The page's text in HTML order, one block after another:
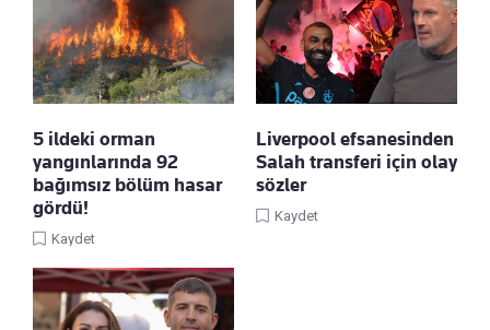
5 ildeki orman
yangınlarında 92
bağımsız bölüm hasar
gördü!
Kaydet
Liverpool efsanesinden
Salah transferi için olay
sözler
Kaydet